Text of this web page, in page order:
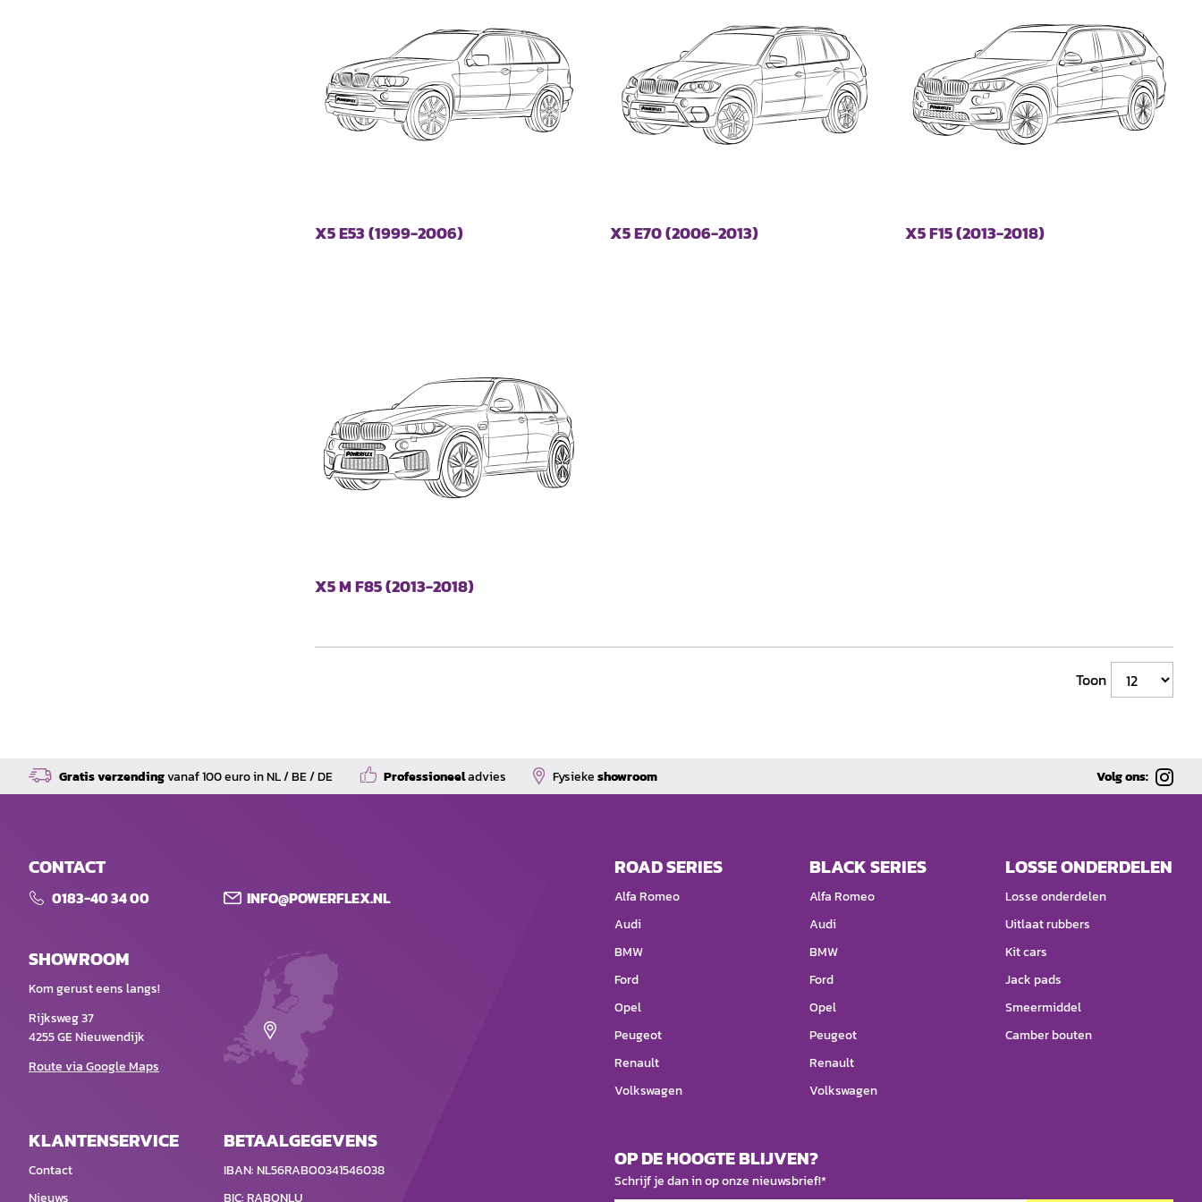
X5 E53 (1999-2006) X5 E70 (2006-2013) X5 F15 (2013-2018)
X5 M F85 (2013-2018)
Toon
Gratis verzendingvanaf 100 euro in NL / BE / DE Professioneeladvies Fysiekeshowroom Volg ons:
CONTACT
0183-40 34 00 INFO@POWERFLEX.NL
SHOWROOM
Kom gerust eens langs!
Rijksweg 37
4255 GE Nieuwendijk
Route via Google Maps
KLANTENSERVICE
Contact
BETAALGEGEVENS
IBAN: NL56RABO0341546038
ROAD SERIES
Alfa Romeo
Audi
BMW
Ford
Opel
Peugeot
Renault
Volkswagen
BLACK SERIES
Alfa Romeo
Audi
BMW
Ford
Opel
Peugeot
Renault
Volkswagen
LOSSE ONDERDELEN
Losse onderdelen
Uitlaat rubbers
Kit cars
Jack pads
Smeermiddel
Camber bouten
OP DE HOOGTE BLIJVEN?
Schrijf je dan in op onze nieuwsbrief!*